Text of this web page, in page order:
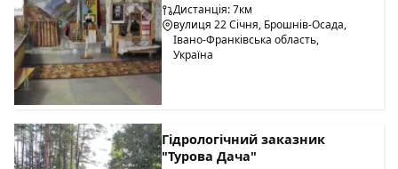
Дистанція: 7км
вулиця 22 Січня, Брошнів-Осада,
Івано-Франківська область,
Україна
Гідрологічний заказник
"Турова Дача"